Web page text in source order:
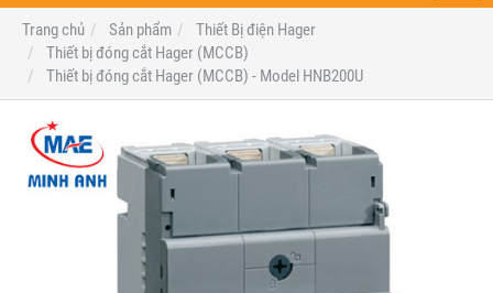
Trang chủ
Sản phẩm
Thiết Bị điện Hager
Thiết bị đóng cắt Hager (MCCB)
Thiết bị đóng cắt Hager (MCCB) - Model HNB200U